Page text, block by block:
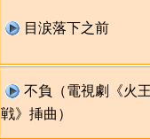
目涙落下之前
不負（電視劇《火
戦》挿曲）